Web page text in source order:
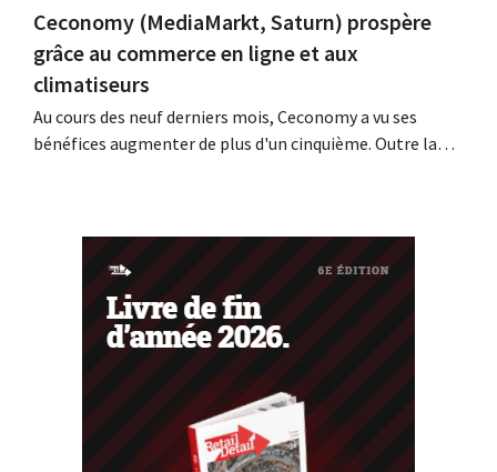
Ceconomy (MediaMarkt, Saturn) prospère
grâce au commerce en ligne et aux
climatiseurs
Au cours des neuf derniers mois, Ceconomy a vu ses
bénéfices augmenter de plus d'un cinquième. Outre la